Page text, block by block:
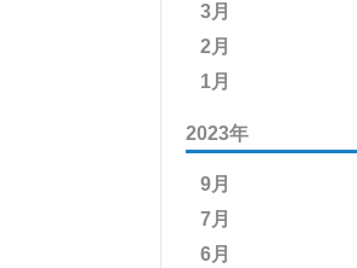
3月
2月
1月
2023年
9月
7月
6月